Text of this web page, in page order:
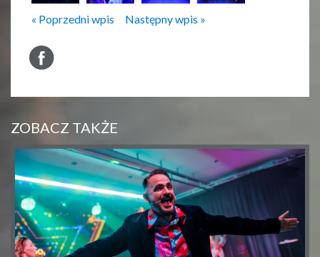
« Poprzedni wpis Następny wpis »
ZOBACZ TAKŻE